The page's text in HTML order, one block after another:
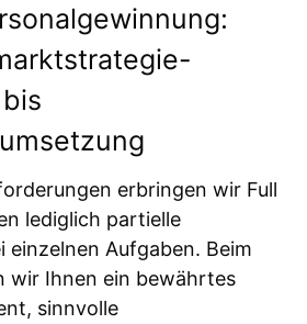
erbringen wir Full
lediglich partielle
einzelnen Aufgaben. Beim
wir Ihnen ein bewährtes
sinnvolle